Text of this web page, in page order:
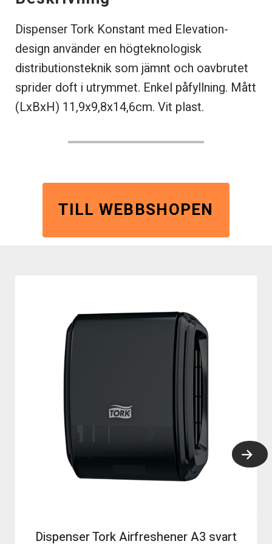
Dispenser Tork Konstant med Elevation-
design använder en högteknologisk
distributionsteknik som jämnt och oavbrutet
sprider doft i utrymmet. Enkel påfyllning. Mått
(LxBxH) 11,9x9,8x14,6cm. Vit plast.
TILL WEBBSHOPEN
Dispenser Tork Airfreshener A3 svart